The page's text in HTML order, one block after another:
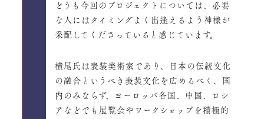
どうも今回のプロジェクトについては、必要
な人にはタイミングよく出逢えるよう神様が
采配してくださっていると感じています。
横尾氏は表装美術家であり、日本の伝統文化
の融合というべき表装文化を広めるべく、国
内のみならず、ヨーロッパ各国、中国、ロシ
アなどでも展覧会やワークショップを積極的